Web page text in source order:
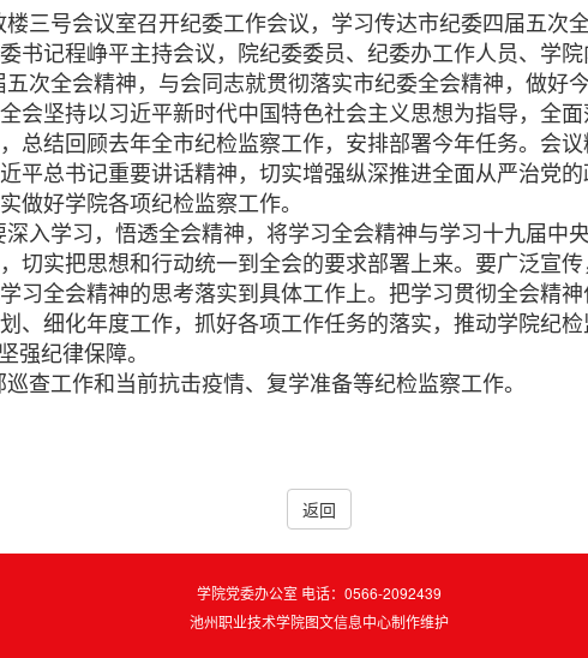
三号会议室召开纪委工作会议，学习传达市纪委四届五次
书记程峥平主持会议，院纪委委员、纪委办工作人员、学
次全会精神，与会同志就贯彻落实市纪委全会精神，做好
会坚持以习近平新时代中国特色社会主义思想为指导，全
总结回顾去年全市纪检监察工作，安排部署今年任务。会
平总书记重要讲话精神，切实增强纵深推进全面从严治党
做好学院各项纪检监察工作。
入学习，悟透全会精神，将学习全会精神与学习十九届中
切实把思想和行动统一到全会的要求部署上来。要广泛宣
习全会精神的思考落实到具体工作上。把学习贯彻全会精
、细化年度工作，抓好各项工作任务的落实，推动学院纪
强纪律保障。
查工作和当前抗击疫情、复学准备等纪检监察工作。
返回
学院党委办公室 电话：0566-2092439
池州职业技术学院图文信息中心制作维护